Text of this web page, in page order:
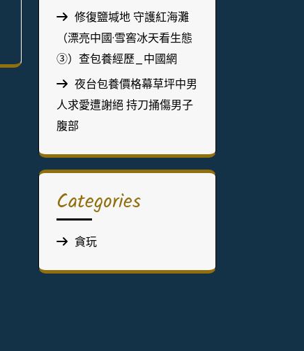
修復鹽堿地 守護紅海灘
（漂亮中國·雪窖冰天看生態
③）查包養經歷_中國網
夜台包養價格幕草坪中男
人求愛遭謝絕 持刀捅傷男子
腹部
Categories
貪玩